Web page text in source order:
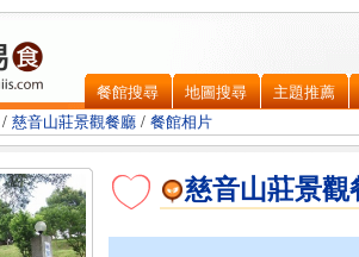
餐館搜尋 地圖搜尋
主題推薦
/ 慈音山莊景觀餐廳 / 餐館相片
慈音山莊景觀